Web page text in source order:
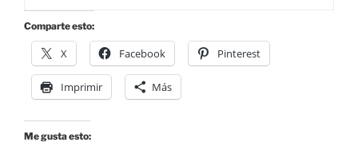
Comparte esto:
X Facebook Pinterest
Imprimir Más
Me gusta esto: